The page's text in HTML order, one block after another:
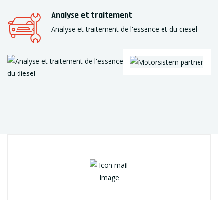
Analyse et traitement
Analyse et traitement de l'essence et du diesel